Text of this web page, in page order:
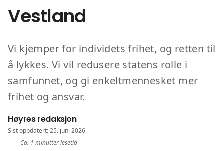
Vestland
Vi kjemper for individets frihet, og retten til
å lykkes. Vi vil redusere statens rolle i
samfunnet, og gi enkeltmennesket mer
frihet og ansvar.
Høyres redaksjon
Sist oppdatert: 25. juni 2026
Ca. 1 minutter lesetid